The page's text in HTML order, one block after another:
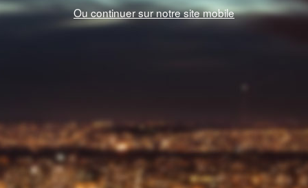
Ou continuer sur notre site mobile